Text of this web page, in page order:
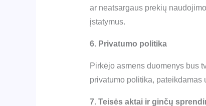
ar neatsargaus prekių
įstatymus.
6. Privatumo politika
Pirkėjo asmens duomenys bus
privatumo politika, pateikdamas
7. Teisės aktai ir ginčų